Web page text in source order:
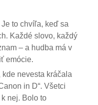
to chvíľa, keď sa
Každé slovo, každý
– a hudba má v
emócie.
nevesta kráčala
in D“. Všetci
nej. Bolo to